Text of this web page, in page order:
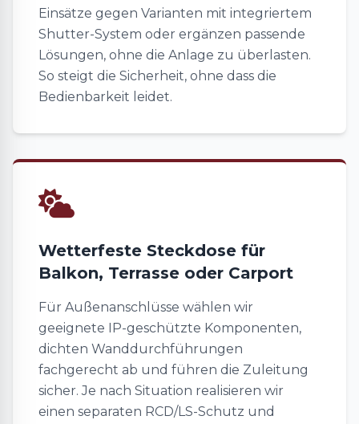
Einsätze gegen Varianten mit integriertem
Shutter-System oder ergänzen passende
Lösungen, ohne die Anlage zu überlasten.
So steigt die Sicherheit, ohne dass die
Bedienbarkeit leidet.
Wetterfeste Steckdose für
Balkon, Terrasse oder Carport
Für Außenanschlüsse wählen wir
geeignete IP-geschützte Komponenten,
dichten Wanddurchführungen
fachgerecht ab und führen die Zuleitung
sicher. Je nach Situation realisieren wir
einen separaten RCD/LS-Schutz und